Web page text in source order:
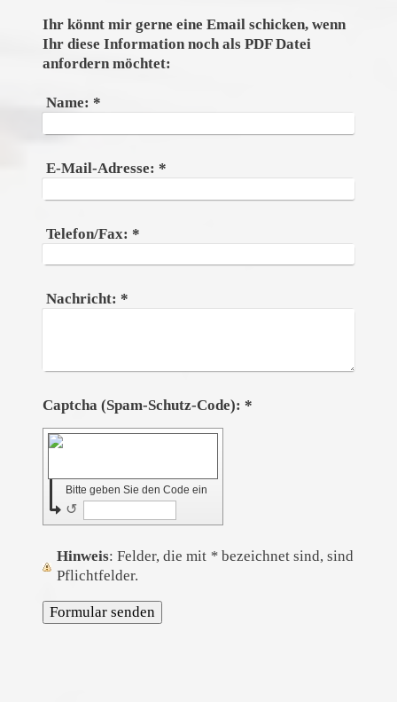
Ihr könnt mir gerne eine Email schicken, wenn
Ihr diese Information noch als PDF Datei
anfordern möchtet:
Name: *
E-Mail-Adresse: *
Telefon/Fax: *
Nachricht: *
Captcha (Spam-Schutz-Code): *
Bitte geben Sie den Code ein
↺
Hinweis : Felder, die mit * bezeichnet sind, sind
Pflichtfelder.